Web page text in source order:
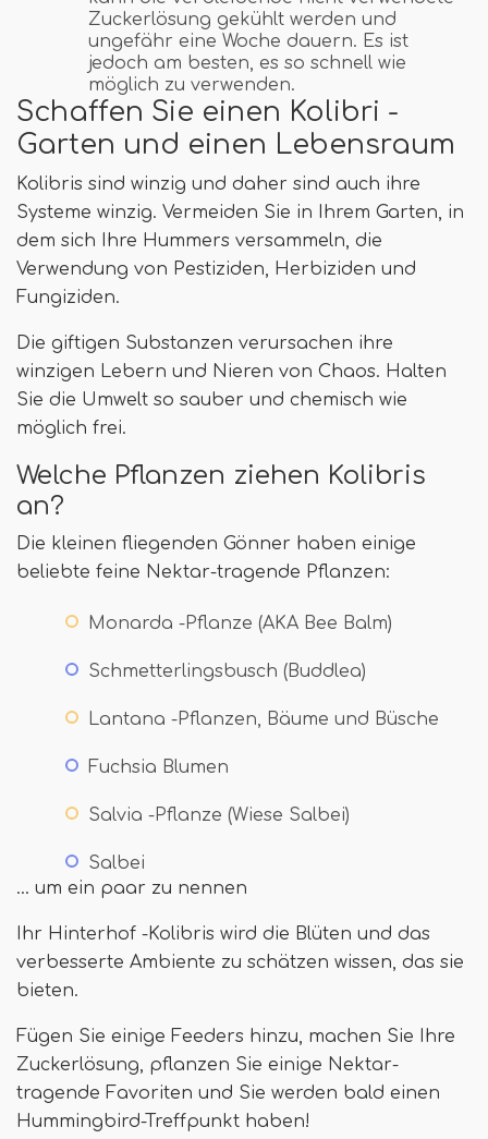
Zuckerlösung gekühlt werden und
ungefähr eine Woche dauern. Es ist
jedoch am besten, es so schnell wie
möglich zu verwenden.
Schaffen Sie einen Kolibri -
Garten und einen Lebensraum
Kolibris sind winzig und daher sind auch ihre
Systeme winzig. Vermeiden Sie in Ihrem Garten, in
dem sich Ihre Hummers versammeln, die
Verwendung von Pestiziden, Herbiziden und
Fungiziden.
Die giftigen Substanzen verursachen ihre
winzigen Lebern und Nieren von Chaos. Halten
Sie die Umwelt so sauber und chemisch wie
möglich frei.
Welche Pflanzen ziehen Kolibris
an?
Die kleinen fliegenden Gönner haben einige
beliebte feine Nektar-tragende Pflanzen:
Monarda -Pflanze (AKA Bee Balm)
Schmetterlingsbusch (Buddlea)
Lantana -Pflanzen, Bäume und Büsche
Fuchsia Blumen
Salvia -Pflanze (Wiese Salbei)
Salbei
… um ein paar zu nennen
Ihr Hinterhof -Kolibris wird die Blüten und das
verbesserte Ambiente zu schätzen wissen, das sie
bieten.
Fügen Sie einige Feeders hinzu, machen Sie Ihre
Zuckerlösung, pflanzen Sie einige Nektar-
tragende Favoriten und Sie werden bald einen
Hummingbird-Treffpunkt haben!